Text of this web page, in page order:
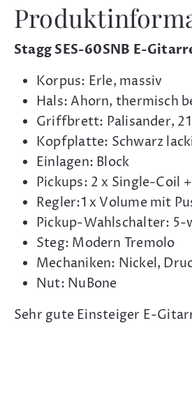
Stagg SES-60SNB E-
Korpus: Erle, massiv
Hals: Ahorn, thermisch
Griffbrett: Palisander,
Kopfplatte: Schwarz
Einlagen: Block
Pickups: 2 x Single-Coil
Regler:1 x Volume mit
Pickup-Wahlschalter: 5-
Steg: Modern Tremolo
Mechaniken: Nickel,
Nut: NuBone
Sehr gute Einsteiger E-